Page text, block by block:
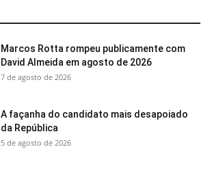
Marcos Rotta rompeu publicamente com
David Almeida em agosto de 2026
7 de agosto de 2026
A façanha do candidato mais desapoiado
da República
5 de agosto de 2026